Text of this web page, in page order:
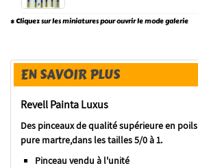
* Cliquez sur les miniatures pour ouvrir le mode galerie
EN SAVOIR PLUS
Revell Painta Luxus
Des pinceaux de qualité supérieure en poils
pure martre,dans les tailles 5/0 à 1.
Pinceau vendu à l'unité